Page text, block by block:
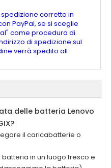
corretto in
PayPal, se si sceglie
come procedura di
di spedizione sul
verrà spedito all
delle batteria Lenovo
il caricabatterie o
in un luogo fresco e